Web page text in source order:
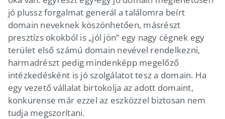
jó plussz forgalmat generál a találomra beírt
domain neveknek köszönhetően, másrészt
presztízs okokból is „jól jön” egy nagy cégnek egy
terület első számú domain nevével rendelkezni,
harmadrészt pedig mindenképp megelőző
intézkedésként is jó szolgálatot tesz a domain. Ha
egy vezető vállalat birtokolja az adott domaint,
konkurense már ezzel az eszközzel biztosan nem
tudja megszorítani.